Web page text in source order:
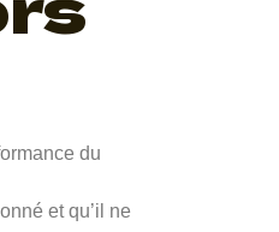
du
et qu’il ne